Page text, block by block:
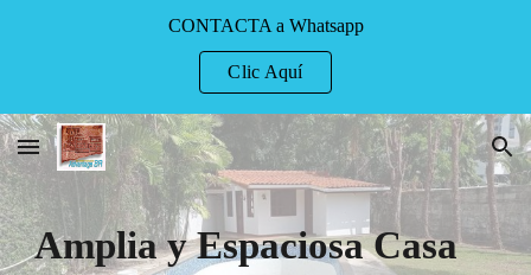
CONTACTA a Whatsapp
Clic Aquí
Amplia y Espaciosa Casa